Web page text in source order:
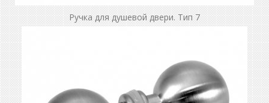
Ручка для душевой двери. Тип 7